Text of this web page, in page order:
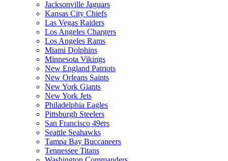
Jacksonville Jaguars
Kansas City Chiefs
Las Vegas Raiders
Los Angeles Chargers
Los Angeles Rams
Miami Dolphins
Minnesota Vikings
New England Patriots
New Orleans Saints
New York Giants
New York Jets
Philadelphia Eagles
Pittsburgh Steelers
San Francisco 49ers
Seattle Seahawks
Tampa Bay Buccaneers
Tennessee Titans